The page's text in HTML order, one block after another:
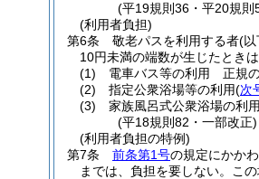
(平19規則36・平20規
(利用者負担)
第6条
敬老パスを利用する者(以
10円未満の端数が生じたとき
(1)
電車バス等の利用 正規
(2)
指定公衆浴場等の利用(次
(3)
家族風呂式公衆浴場の利
(平18規則82・一部改正)
(利用者負担の特例)
第7条
前条第1号の規定にかか
までは、負担を要しない。
こ